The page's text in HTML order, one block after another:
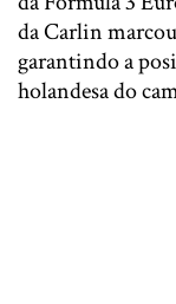
da Carlin
garantindo a
holandesa do